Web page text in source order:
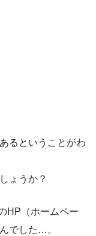
るということがわ
ょうか？
HP（ホームペー
でした…。